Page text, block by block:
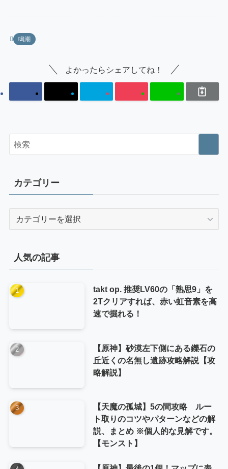
鳴潮
よかったらシェアしてね！
カテゴリー
ー
人気の記事
takt op. 推奨LV60の「熟思9」を
2Tクリアすれば、赤い虹音素を高
速で掘れる！
【原神】砂漠左下側にある鑠石の
丘近くの名無し遺跡攻略解説【攻
略解説】
【天魔の孤城】5の間攻略 ルー
ト取りのコツやパターンなどの解
説、まとめ ※個人的な見解です。
【モンスト】